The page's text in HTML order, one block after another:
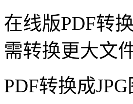
在线版PDF转
需转换更大文
PDF转换成